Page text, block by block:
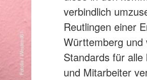
verbindlich
Reutlingen einer
Württemberg und
Standards für
und Mitarbeiter